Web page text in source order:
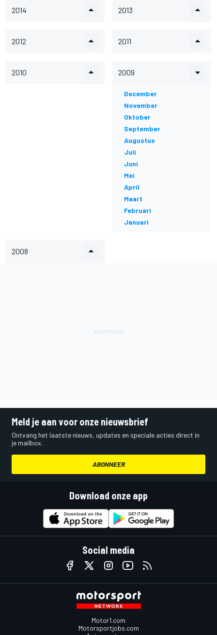
2014 2013
2012 2011
2010 2009
December
November
Oktober
September
Augustus
Juli
Juni
Mei
April
Maart
Februari
Januari
2008
Meld je aan voor onze nieuwsbrief
Ontvang het laatste nieuws, updates en speciale acties direct in
je mailbox.
ABONNEER
Download onze app
Social media
Motor1.com
Motorsportjobs.com